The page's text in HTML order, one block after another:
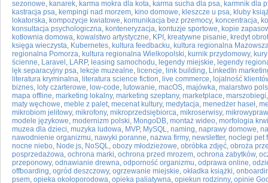
sezonowe, kanarek, karma mokra dla kota, karma sucha dla psa, karmnik dla
kastracja psa, kempingi nad morzem, kino domowe, kleszcze u psa, kluby
lokatorska, kompozycje kwiatowe, komunikacja bez przemocy, koncentracja,
konsultacja psychologiczna, konteneryzacja, kontuzje sportowe, kopie
kotłownia domowa, kowalstwo artystyczne, KPI , kreatywne pisanie, kredyt
księga wieczysta, Kubernetes, kultura feedbacku, kultura regionalna
regionalna Pomorza, kultura regionalna Wielkopolski, kurnik przydomowy,
ścienne, Laravel , LARP, leasing samochodu, legendy miejskie, legendy
lęk separacyjny psa, lekcje muzealne, licencje, link building, LinkedIn
literatura kryminalna, literatura science fiction, live commerce, lojalność
biznes, loty czarterowe, low-code, lutowanie, macOS, majówka, malarstwo
mapa offline, marketing lokalny, marketing szeptany, marketplace, marszobiegi
maty węchowe, meble z palet, mecenat kultury, medytacja, menedżer haseł,
mikrobiom jelitowy, mikrofony, mikroprzedsiębiorca, mikroserwisy,
modele językowe, modernizm polski, MongoDB, montaż wideo, morfologia krwi
muzea dla dzieci, muzyka ludowa, MVP, MySQL, naming, naprawy domowe,
nawodnienie organizmu, nawyki poranne, nazwa firmy, newsletter, noclegi pet
nocne niebo, Node.js, NoSQL, obozy młodzieżowe, obróbka zdjęć, obroża
posprzedażowa, ochrona marki, ochrona przed mrozem, ochrona zabytków,
przeponowy, odnawianie drewna, odporność organizmu, odprawa online,
offboarding, ogród deszczowy, ogrzewanie miejskie, okładka książki,
psem, opieka okołoporodowa, opieka paliatywna, opiekun rodzinny, opinie